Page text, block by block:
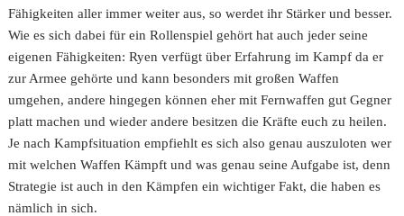
Fähigkeiten aller immer weiter aus, so werdet ihr Stärker und besser.
Wie es sich dabei für ein Rollenspiel gehört hat auch jeder seine
eigenen Fähigkeiten: Ryen verfügt über Erfahrung im Kampf da er
zur Armee gehörte und kann besonders mit großen Waffen
umgehen, andere hingegen können eher mit Fernwaffen gut Gegner
platt machen und wieder andere besitzen die Kräfte euch zu heilen.
Je nach Kampfsituation empfiehlt es sich also genau auszuloten wer
mit welchen Waffen Kämpft und was genau seine Aufgabe ist, denn
Strategie ist auch in den Kämpfen ein wichtiger Fakt, die haben es
nämlich in sich.